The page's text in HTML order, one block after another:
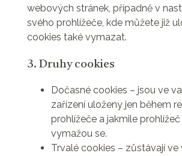
webových stránek, případně v
svého prohlížeče, kde můžete již
cookies také vymazat.
3. Druhy cookies
Dočasné cookies – jsou ve
zařízení uloženy jen během
prohlížeče a jakmile
vymažou se.
Trvalé cookies – zůstávají ve